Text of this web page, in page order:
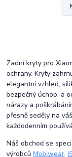
Zadní kryty pro
ochrany. Kryty
elegantní vzhled,
bezpečný úchop, a
nárazy a
přesně seděly na
každodenním
Náš obchod se
výrobcůMobiwear,